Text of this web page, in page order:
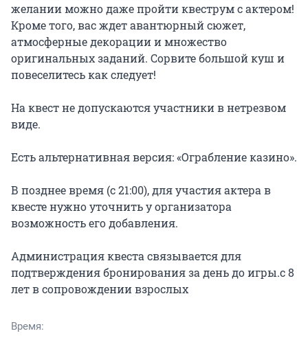
желании можно даже пройти квеструм с актером!
Кроме того, вас ждет авантюрный сюжет,
атмосферные декорации и множество
оригинальных заданий. Сорвите большой куш и
повеселитесь как следует!
На квест не допускаются участники в нетрезвом
виде.
Есть альтернативная версия: «Ограбление казино».
В позднее время (с 21:00), для участия актера в
квесте нужно уточнить у организатора
возможность его добавления.
Администрация квеста связывается для
подтверждения бронирования за день до игры.с 8
лет в сопровождении взрослых
Время: